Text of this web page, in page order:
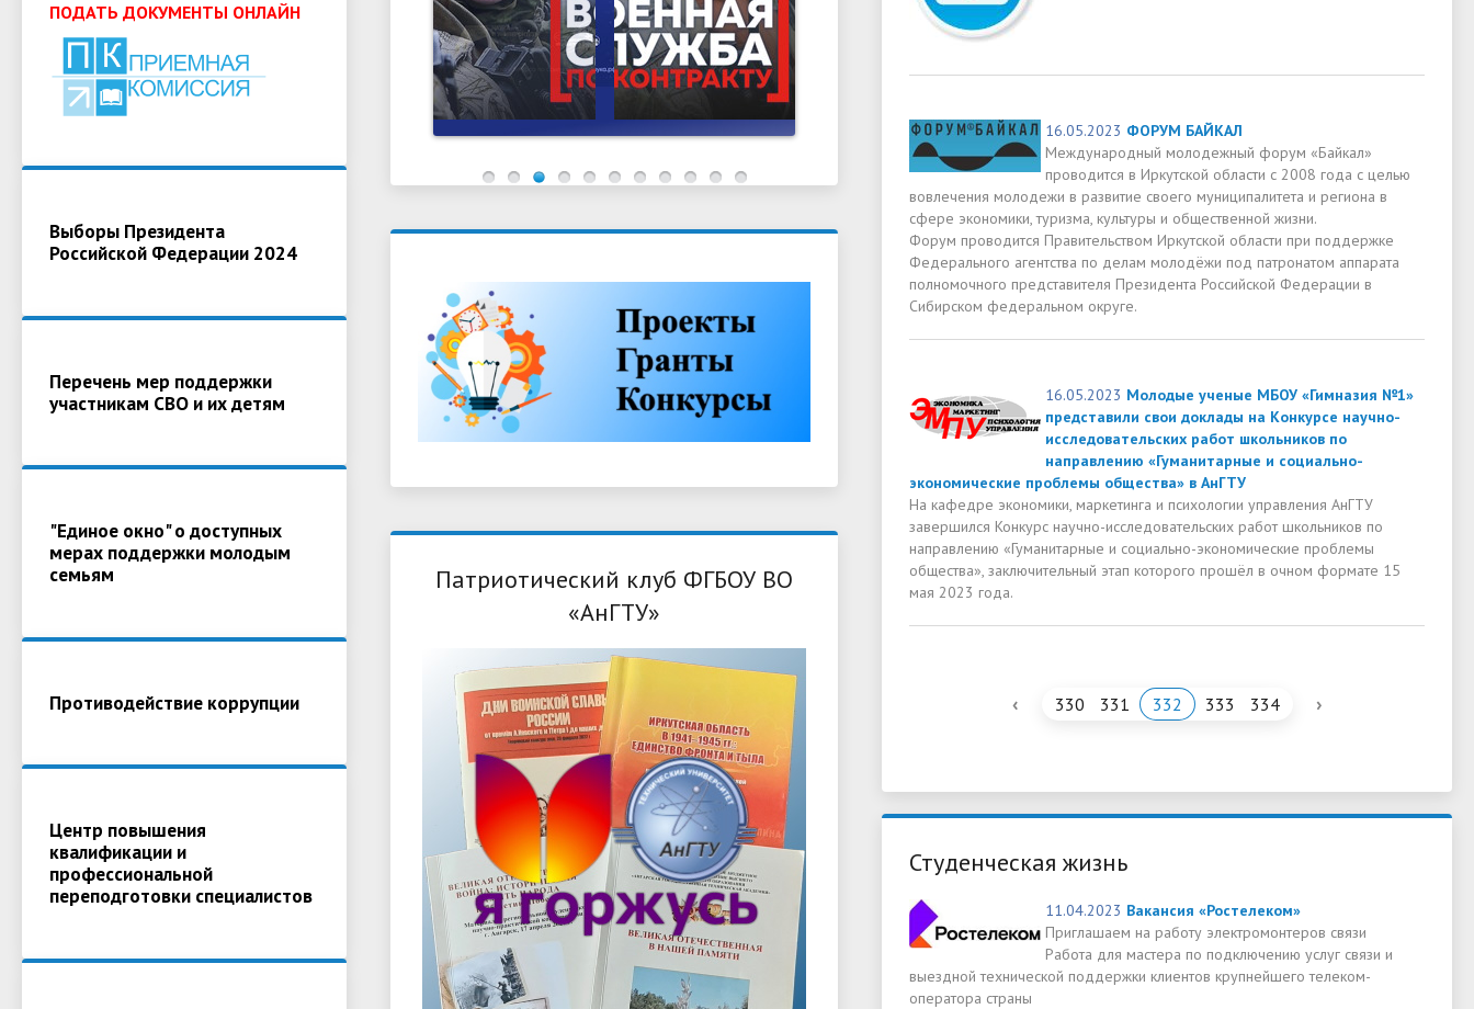
ПОДАТЬ ДОКУМЕНТЫ ОНЛАЙН
Выборы Президента
Российской Федерации 2024
Перечень мер поддержки
участникам СВО и их детям
"Единое окно" о доступных
мерах поддержки молодым
семьям
Противодействие коррупции
Центр повышения
квалификации и
профессиональной
переподготовки специалистов
Патриотический клуб ФГБОУ ВО
«АнГТУ»
16.05.2023 ФОРУМ БАЙКАЛ
Международный молодежный форум «Байкал»
проводится в Иркутской области с 2008 года с целью
вовлечения молодежи в развитие своего муниципалитета и региона в
сфере экономики, туризма, культуры и общественной жизни.
Форум проводится Правительством Иркутской области при поддержке
Федерального агентства по делам молодёжи под патронатом аппарата
полномочного представителя Президента Российской Федерации в
Сибирском федеральном округе.
16.05.2023 Молодые ученые МБОУ «Гимназия №1»
представили свои доклады на Конкурсе научно-
исследовательских работ школьников по
направлению «Гуманитарные и социально-
экономические проблемы общества» в АнГТУ
На кафедре экономики, маркетинга и психологии управления АнГТУ
завершился Конкурс научно-исследовательских работ школьников по
направлению «Гуманитарные и социально-экономические проблемы
общества», заключительный этап которого прошёл в очном формате 15
мая 2023 года.
‹ 330 331 332 333 334 ›
Студенческая жизнь
11.04.2023 Вакансия «Ростелеком»
Приглашаем на работу электромонтеров связи
Работа для мастера по подключению услуг связи и
выездной технической поддержки клиентов крупнейшего телеком-
оператора страны